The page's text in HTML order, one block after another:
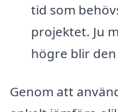
tid som
projektet. Ju
högre blir
Genom att